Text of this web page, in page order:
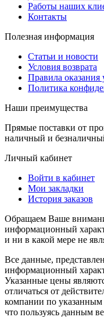
Работы наших
Контакты
Полезная информация
Статьи и новости
Условия возврата
Правила оказания
Политика
Наши преимущества
Прямые поставки от
наличный и
Личный кабинет
Войти в кабинет
Мои закладки
История заказов
Обращаем Ваше
информационный
и ни в какой мере не
Все данные,
информационный
Указанные цены
отличаться от
компании по указанным
что пользуясь данным